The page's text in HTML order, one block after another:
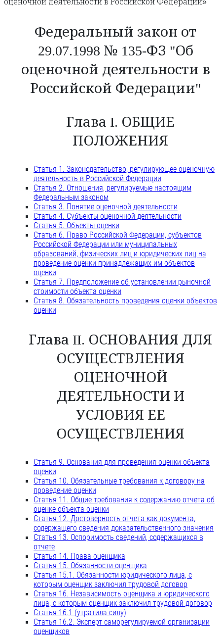
оценочной деятельности в Российской Федерации»
Федеральный закон от
29.07.1998 № 135-ФЗ "Об
оценочной деятельности в
Российской Федерации"
Глава I. ОБЩИЕ
ПОЛОЖЕНИЯ
Статья 1. Законодательство, регулирующее оценочную
деятельность в Российской Федерации
Статья 2. Отношения, регулируемые настоящим
Федеральным законом
Статья 3. Понятие оценочной деятельности
Статья 4. Субъекты оценочной деятельности
Статья 5. Объекты оценки
Статья 6. Право Российской Федерации, субъектов
Российской Федерации или муниципальных
образований, физических лиц и юридических лиц на
проведение оценки принадлежащих им объектов
оценки
Статья 7. Предположение об установлении рыночной
стоимости объекта оценки
Статья 8. Обязательность проведения оценки объектов
оценки
Глава II. ОСНОВАНИЯ ДЛЯ
ОСУЩЕСТВЛЕНИЯ
ОЦЕНОЧНОЙ
ДЕЯТЕЛЬНОСТИ И
УСЛОВИЯ ЕЕ
ОСУЩЕСТВЛЕНИЯ
Статья 9. Основания для проведения оценки объекта
оценки
Статья 10. Обязательные требования к договору на
проведение оценки
Статья 11. Общие требования к содержанию отчета об
оценке объекта оценки
Статья 12. Достоверность отчета как документа,
содержащего сведения доказательственного значения
Статья 13. Оспоримость сведений, содержащихся в
отчете
Статья 14. Права оценщика
Статья 15. Обязанности оценщика
Статья 15.1. Обязанности юридического лица, с
которым оценщик заключил трудовой договор
Статья 16. Независимость оценщика и юридического
лица, с которым оценщик заключил трудовой договор
Статья 16.1 (утратила силу)
Статья 16.2. Эксперт саморегулируемой организации
оценщиков